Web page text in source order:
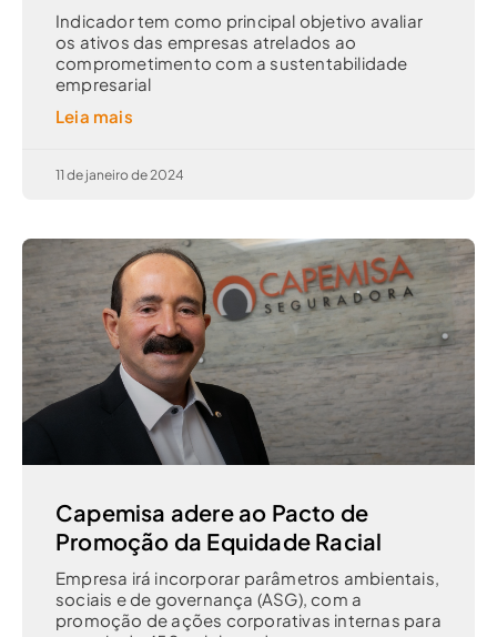
Indicador tem como principal objetivo avaliar
os ativos das empresas atrelados ao
comprometimento com a sustentabilidade
empresarial
Leia mais
11 de janeiro de 2024
Capemisa adere ao Pacto de
Promoção da Equidade Racial
Empresa irá incorporar parâmetros ambientais,
sociais e de governança (ASG), com a
promoção de ações corporativas internas para